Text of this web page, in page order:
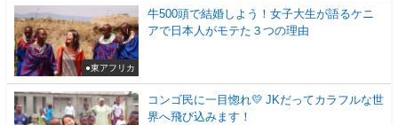
●東アフリカ
牛500頭で結婚しよう！女子大生が語るケニ
アで日本人がモテた３つの理由
コンゴ民に一目惚れ💛 JKだってカラフルな世
界へ飛び込みます！